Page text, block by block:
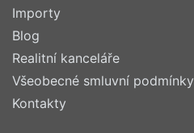
Importy
Blog
Realitní kanceláře
Všeobecné smluvní podmínky
Kontakty